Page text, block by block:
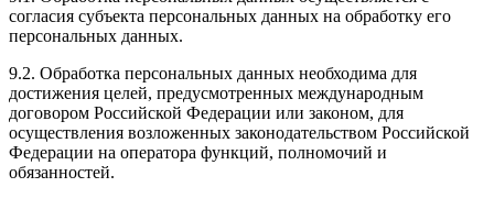
согласия субъекта персональных данных на обработку его
персональных данных.
9.2. Обработка персональных данных необходима для
достижения целей, предусмотренных международным
договором Российской Федерации или законом, для
осуществления возложенных законодательством Российской
Федерации на оператора функций, полномочий и
обязанностей.